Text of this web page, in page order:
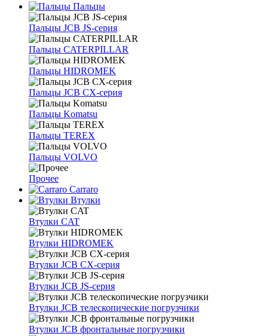
Пальцы
Пальцы JCB JS-серия
Пальцы CATERPILLAR
Пальцы HIDROMEK
Пальцы JCB CX-серия
Пальцы Komatsu
Пальцы TEREX
Пальцы VOLVO
Прочее
Carraro
Втулки
Втулки CAT
Втулки HIDROMEK
Втулки JCB CX-серия
Втулки JCB JS-серия
Втулки JCB телескопические погрузчики
Втулки JCB фронтальные погрузчики